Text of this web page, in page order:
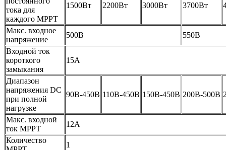
тока для
каждого MPPT
1500Вт 2200Вт 3000Вт 3700Вт
Макс. входное
напряжение
500В
550В
Входной ток
короткого
замыкания
15А
Диапазон
напряжения DC
при полной
нагрузке
90В-450В 110В-450В 150В-450В 200В-500В
Макс. входной
ток MPPT
12A
Количество
1